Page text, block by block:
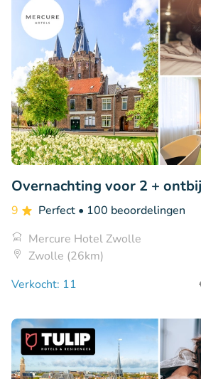
Overnachting voor 2 +
9 Perfect • 100 beoordelingen
Mercure Hotel Zwolle
Zwolle (26km)
Verkocht: 11